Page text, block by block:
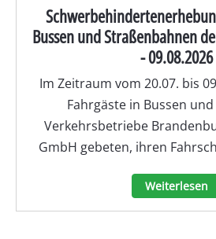
Bussen und Straßenbahnen
- 09.08.2026
Im Zeitraum vom 20.07. bis
Fahrgäste in Bussen
Verkehrsbetriebe
GmbH gebeten, ihren
Weiterlesen